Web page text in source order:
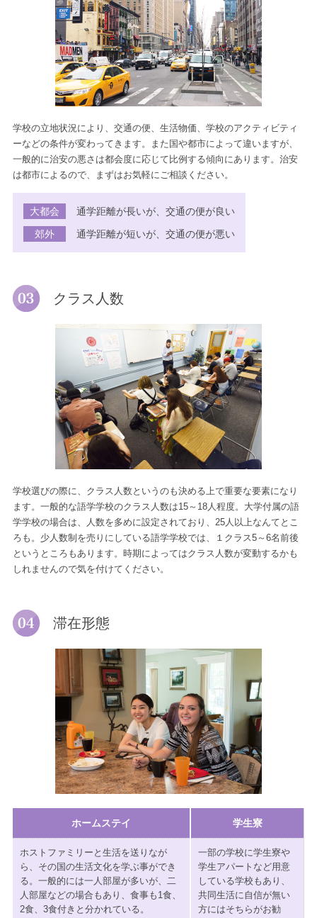
学校の立地状況により、交通の便、生活物価、学校のアクティビティ
ーなどの条件が変わってきます。また国や都市によって違いますが、
一般的に治安の悪さは都会度に応じて比例する傾向にあります。治安
は都市によるので、まずはお気軽にご相談ください。
大都会
通学距離が長いが、交通の便が良い
郊外
通学距離が短いが、交通の便が悪い
クラス人数
学校選びの際に、クラス人数というのも決める上で重要な要素になり
ます。一般的な語学学校のクラス人数は15～18人程度。大学付属の語
学学校の場合は、人数を多めに設定されており、25人以上なんてとこ
ろも。少人数制を売りにしている語学学校では、１クラス5～6名前後
というところもあります。時期によってはクラス人数が変動するかも
しれませんので気を付けてください。
滞在形態
ホームステイ 学生寮
ホストファミリーと生活を送りなが
ら、その国の生活文化を学ぶ事ができ
る。一般的には一人部屋が多いが、二
人部屋などの場合もあり、食事も1食、
2食、3食付きと分かれている。
一部の学校に学生寮や
学生アパートなど用意
している学校もあり、
共同生活に自信が無い
方にはそちらがお勧